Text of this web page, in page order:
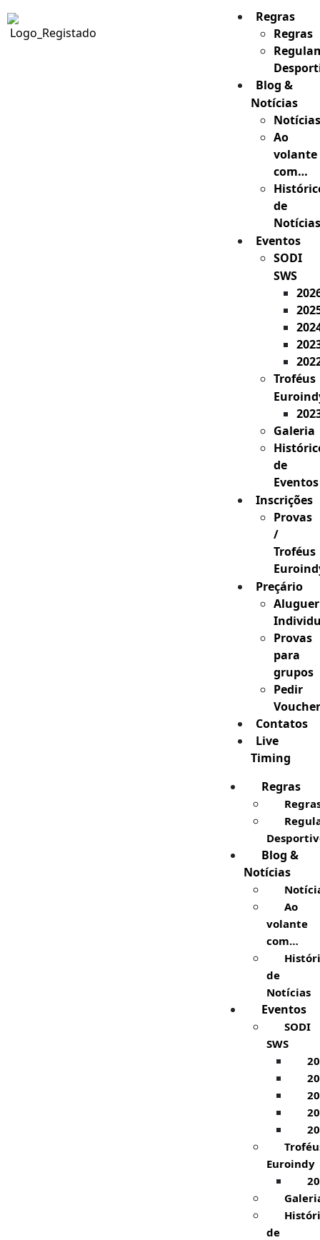
Regras
Regras
Blog &
Notícias
Notícias
Ao
volante
com…
de
Notícias
Eventos
SODI
SWS
Troféus
Galeria
de
Eventos
Inscrições
Provas
/
Troféus
Preçário
Aluguer
Provas
para
grupos
Pedir
Voucher
Contatos
Live
Timing
Regras
Blog &
Notícias
Ao
volante
com…
de
Notícias
Eventos
SODI
SWS
Euroindy
de